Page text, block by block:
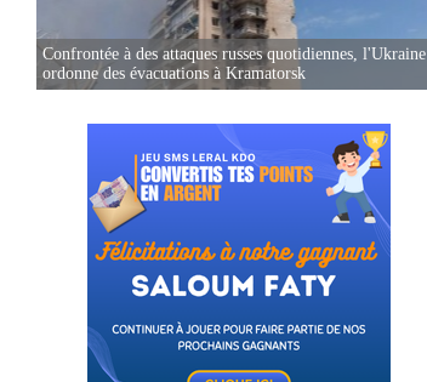
Confrontée à des attaques russes quotidiennes, l'Ukraine
ordonne des évacuations à Kramatorsk